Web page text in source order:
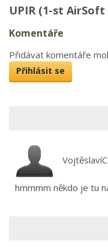
UPIR (1-st
Komentáře
Přidávat komentáře
Přihlásit se
hmmmm někdo je tu